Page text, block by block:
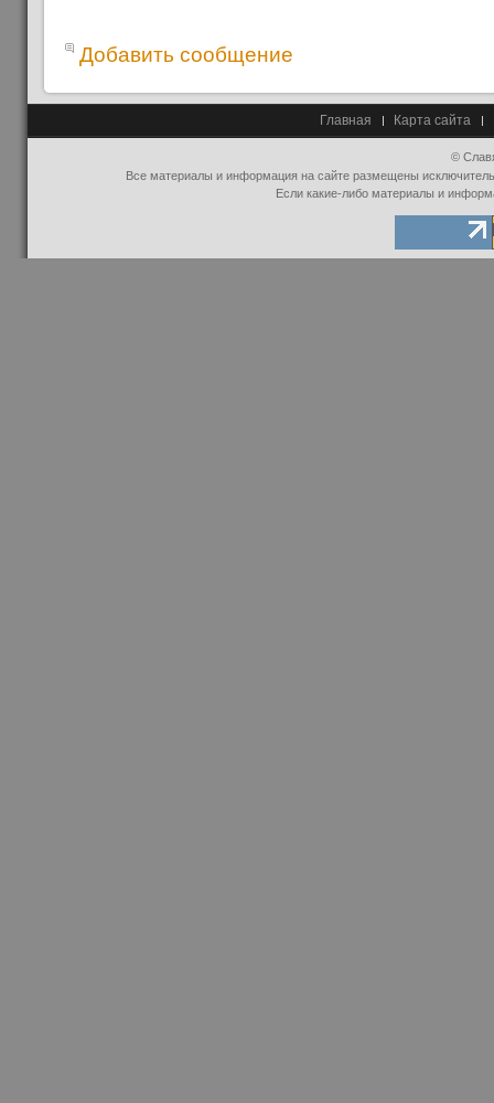
Добавить сообщение
Главная Карта сайта
©
Все материалы и информация на сайте размещены
Если какие-либо материалы и